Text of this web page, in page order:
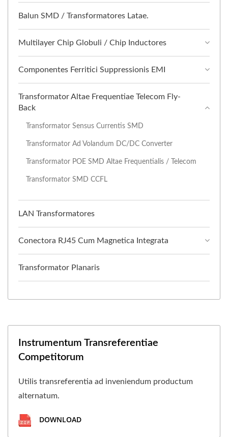
Balun SMD / Transformatores Latae.
Multilayer Chip Globuli / Chip Inductores
Componentes Ferritici Suppressionis EMI
Transformator Altae Frequentiae Telecom Fly-
Back
Transformator Sensus Currentis SMD
Transformator Ad Volandum DC/DC Converter
Transformator POE SMD Altae Frequentialis / Telecom
Transformator SMD CCFL
LAN Transformatores
Conectora RJ45 Cum Magnetica Integrata
Transformator Planaris
Instrumentum Transreferentiae
Competitorum
Utilis transreferentia ad inveniendum productum
alternatum.
DOWNLOAD